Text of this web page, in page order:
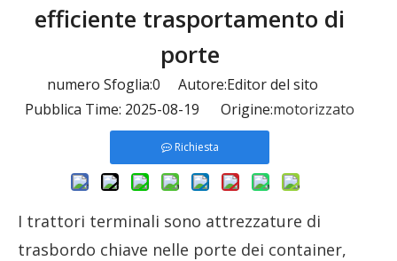
efficiente trasportamento di
porte
numero Sfoglia:0 Autore:Editor del sito
Pubblica Time: 2025-08-19 Origine:motorizzato
Richiesta
I trattori terminali sono attrezzature di
trasbordo chiave nelle porte dei container,